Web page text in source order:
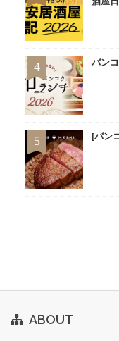
4 バン
5 [バン
ABOUT